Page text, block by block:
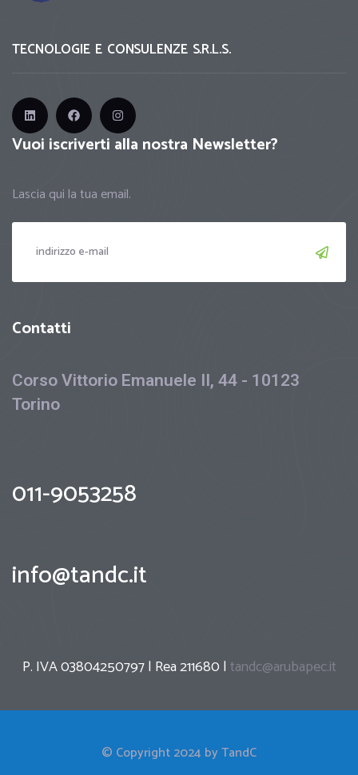
TECNOLOGIE E CONSULENZE S.R.L.S.
Vuoi iscriverti alla nostra Newsletter?
Lascia qui la tua email.
Contatti
Corso Vittorio Emanuele II, 44 - 10123
Torino
011-9053258
info@tandc.it
P. IVA 03804250797 | Rea 211680 | tandc@arubapec.it
© Copyright 2024 by TandC